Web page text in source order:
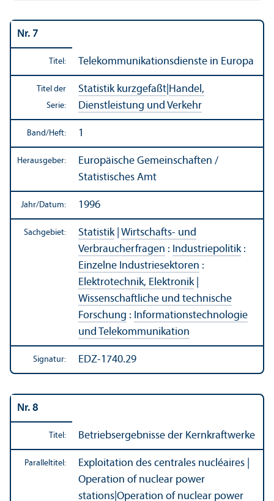
Nr. 7
Titel: Telekommunikations­dienste in Europa
Titel der
Serie:
Statistik kurzgefaßt Handel,
Dienstleistung und Verkehr
Band/Heft: 1
Herausgeber:
Europäische Gemeinschaften /
Statistisches Amt
Jahr/Datum: 1996
Sachgebiet: Statistik| Wirtschafts- und
Verbraucherfragen : Industriepolitik:
Einzelne Industriesektoren :
Elektrotechnik, Elektronik|
Wissenschaft­liche und technische
Forschung : Informations­technologie
und Telekommunikation
Signatur: EDZ-1740.29
Nr. 8
Titel: Betriebs­ergebnisse der Kernkraftwerke
Paralleltitel:
Exploitation des centrales nucléaires |
Operation of nuclear power
stations Operation of nuclear power